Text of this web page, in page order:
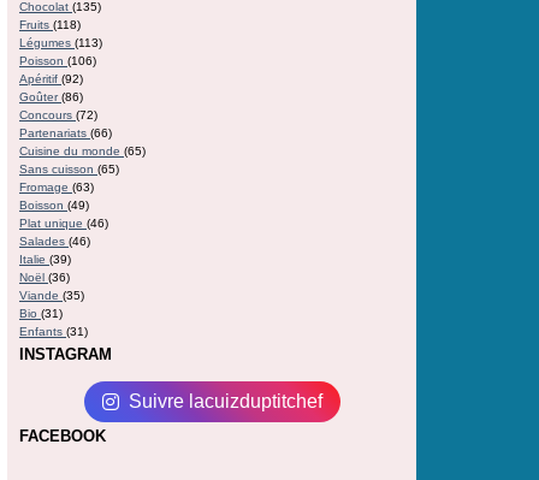
Chocolat (135)
Fruits (118)
Légumes (113)
Poisson (106)
Apéritif (92)
Goûter(86)
Concours (72)
Partenariats (66)
Cuisine du monde (65)
Sans cuisson (65)
Fromage (63)
Boisson (49)
Plat unique (46)
Salades (46)
Italie (39)
Noël (36)
Viande (35)
Bio (31)
Enfants (31)
INSTAGRAM
Suivre lacuizduptitchef
FACEBOOK